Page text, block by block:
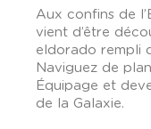
Aux confins de
vient d’être
eldorado rempli
Naviguez de
Équipage et
de la Galaxie.